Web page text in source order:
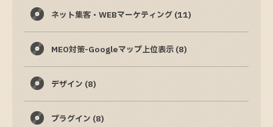
ネット集客・WEBマーケティング (11)
MEO対策-Googleマップ上位表示 (8)
デザイン (8)
プラグイン (8)